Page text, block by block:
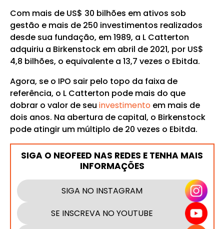
Com mais de US$ 30 bilhões em ativos sob
gestão e mais de 250 investimentos realizados
desde sua fundação, em 1989, a L Catterton
adquiriu a Birkenstock em abril de 2021, por US$
4,8 bilhões, o equivalente a 13,7 vezes o Ebitda.
Agora, se o IPO sair pelo topo da faixa de
referência, o L Catterton pode mais do que
dobrar o valor de seu investimentoem mais de
dois anos. Na abertura de capital, o Birkenstock
pode atingir um múltiplo de 20 vezes o Ebitda.
SIGA O NEOFEED NAS REDES E TENHA MAIS
INFORMAÇÕES
SIGA NO INSTAGRAM
SE INSCREVA NO YOUTUBE